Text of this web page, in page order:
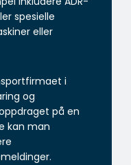
spesielle
eller
i
og
på en
kan man